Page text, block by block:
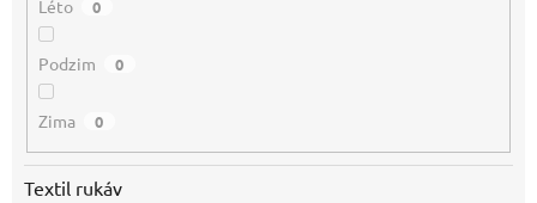
Léto 0
Podzim 0
Zima 0
Textil rukáv